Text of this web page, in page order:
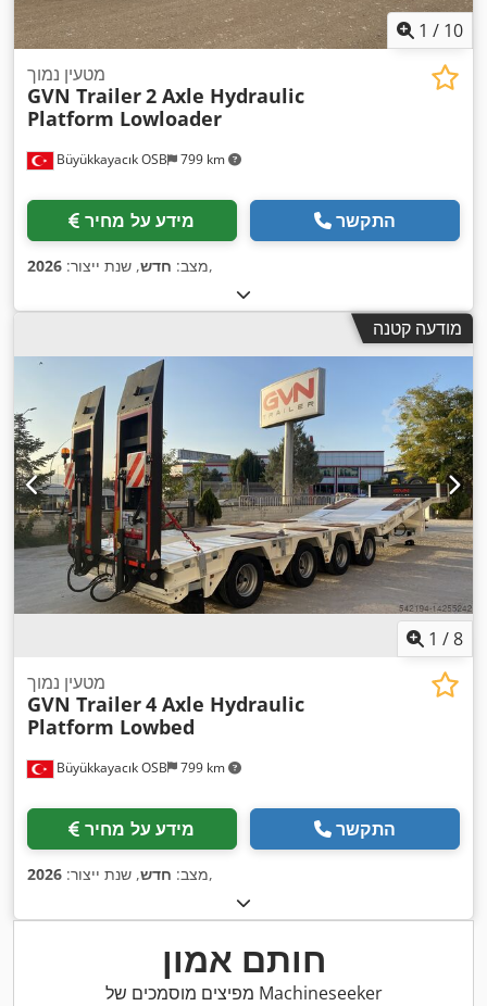
1 / 10
Büyükkayacık OSB 799 km
מטעין נמוך
GVN Trailer2 Axle Hydraulic
Platform Lowloader
מידע על מחיר התקשר
מצב: חדש, שנת ייצור: 2026 ,
מודעה קטנה
1 /8
Büyükkayacık OSB 799 km
מטעין נמוך
GVN Trailer4 Axle Hydraulic
Platform Lowbed
מידע על מחיר התקשר
מצב: חדש, שנת ייצור: 2026 ,
חותם אמון
מפיצים מוסמכים של Machineseeker